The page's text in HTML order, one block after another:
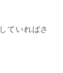
ていればさ